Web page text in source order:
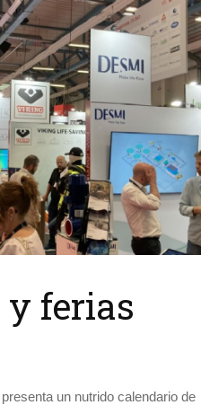
y ferias
un nutrido calendario de